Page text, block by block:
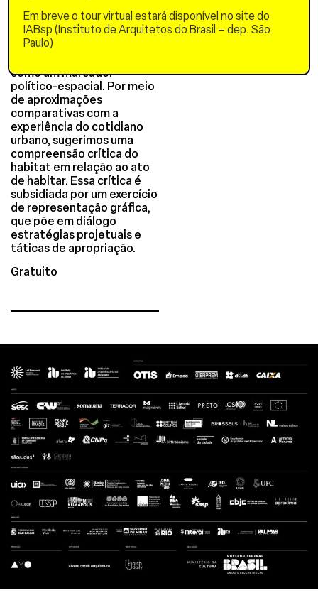
que desafiam a
mercantilização da moradia
e a justiça sócio-ambiental,
como um marcador
político-espacial. Por meio
de aproximações
comparativas com a
experiência do cotidiano
urbano, sugerimos uma
compreensão crítica do
habitat em relação ao ato
de habitar. Essa crítica é
subsidiada por um exercício
de representação gráfica,
que põe em diálogo
estratégias projetuais e
táticas de apropriação.
Gratuito
Em breve o tour virtual estará disponível no site do
IABsp (Instituto de Arquitetos do Brasil – dep. São
Paulo)